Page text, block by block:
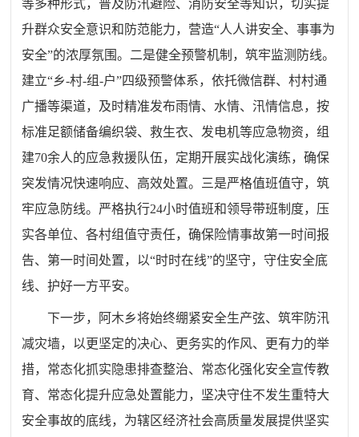
等多种形式，普及防汛避险、消防安全等知识，切实提
升群众安全意识和防范能力，营造“人人讲安全、事事为
安全”的浓厚氛围。二是健全预警机制，筑牢监测防线。
建立“乡-村-组-户”四级预警体系，依托微信群、村村通
广播等渠道，及时精准发布雨情、水情、汛情信息，按
标准足额储备编织袋、救生衣、发电机等应急物资，组
建70余人的应急救援队伍，定期开展实战化演练，确保
突发情况快速响应、高效处置。三是严格值班值守，筑
牢应急防线。严格执行24小时值班和领导带班制度，压
实各单位、各村组值守责任，确保险情事故第一时间报
告、第一时间处置，以“时时在线”的坚守，守住安全底
线、护好一方平安。
下一步，阿木乡将始终绷紧安全生产弦、筑牢防汛
减灾墙，以更坚定的决心、更务实的作风、更有力的举
措，常态化抓实隐患排查整治、常态化强化安全宣传教
育、常态化提升应急处置能力，坚决守住不发生重特大
安全事故的底线，为辖区经济社会高质量发展提供坚实